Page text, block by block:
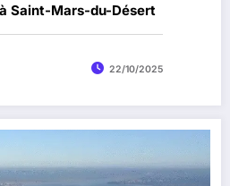
Saint-Mars-du-Désert
22/10/2025